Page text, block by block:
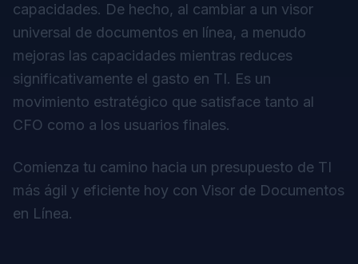
capacidades. De hecho, al cambiar a un visor
universal de documentos en línea, a menudo
mejoras las capacidades mientras reduces
significativamente el gasto en TI. Es un
movimiento estratégico que satisface tanto al
CFO como a los usuarios finales.
Comienza tu camino hacia un presupuesto de TI
más ágil y eficiente hoy con Visor de Documentos
en Línea.